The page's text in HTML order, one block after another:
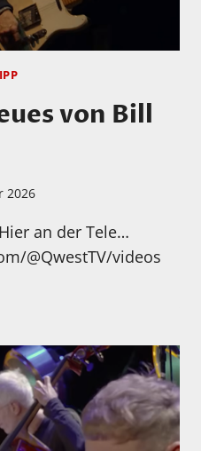
von Bill
2026
an der Tele…
@QwestTV/videos